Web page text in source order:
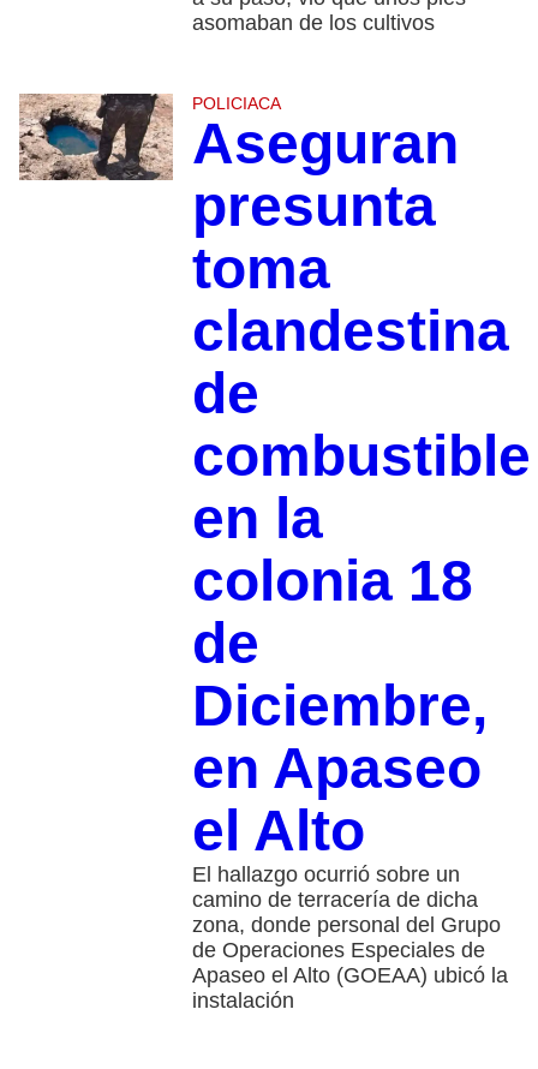
asomaban de los cultivos
POLICIACA
Aseguran
presunta
toma
clandestina
de
combustible
en la
colonia 18
de
Diciembre,
en Apaseo
el Alto
El hallazgo ocurrió sobre un
camino de terracería de dicha
zona, donde personal del Grupo
de Operaciones Especiales de
Apaseo el Alto (GOEAA) ubicó la
instalación